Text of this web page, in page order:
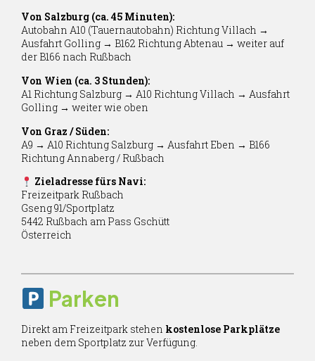
Von Salzburg (ca. 45 Minuten):
Autobahn A10 (Tauernautobahn) Richtung Villach →
Ausfahrt Golling → B162 Richtung Abtenau → weiter auf
der B166 nach Rußbach
Von Wien (ca. 3 Stunden):
A1 Richtung Salzburg → A10 Richtung Villach → Ausfahrt
Golling → weiter wie oben
Von Graz / Süden:
A9 → A10 Richtung Salzburg → Ausfahrt Eben → B166
Richtung Annaberg / Rußbach
Zieladresse fürs Navi:
Freizeitpark Rußbach
Gseng 91/Sportplatz
5442 Rußbach am Pass Gschütt
Österreich
Parken
Direkt am Freizeitpark stehen kostenlose Parkplätze
neben dem Sportplatz zur Verfügung.